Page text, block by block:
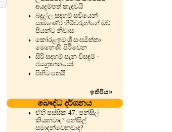
අයදුම්පත් කැඳවයි
බදුල්ල සදහම් සවියෙන්
සාමණේර හිමිවරුන්ගේ මව්
පියන්ට නිවාස
කෝරළඉම ශ්‍රී සංඝමිත්තා
මෙහෙණි පිරිවෙන
සිරි සදහම් පැන විසඳුම් -
ජයග්‍රාහකයෝ
පිහිට පතයි
ඉතිරිය»
බෞද්ධ දර්ශනය
ඒහි පස්සික 47: පන්සිල්
කියනවාද? පන්සිල්
සමාදන්වෙනවාද?